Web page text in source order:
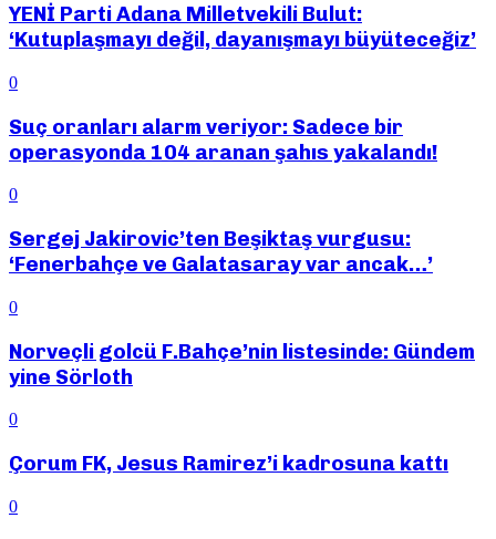
YENİ Parti Adana Milletvekili Bulut:
‘Kutuplaşmayı değil, dayanışmayı büyüteceğiz’
0
Suç oranları alarm veriyor: Sadece bir
operasyonda 104 aranan şahıs yakalandı!
0
Sergej Jakirovic’ten Beşiktaş vurgusu:
‘Fenerbahçe ve Galatasaray var ancak…’
0
Norveçli golcü F.Bahçe’nin listesinde: Gündem
yine Sörloth
0
Çorum FK, Jesus Ramirez’i kadrosuna kattı
0